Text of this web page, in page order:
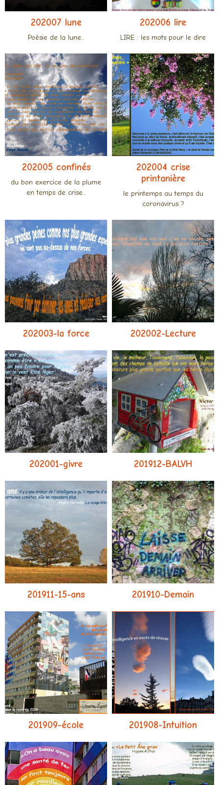
202007 lune
Poésie de la lune...
202006 lire
LIRE : les mots pour le dire
202005 confinés
du bon exercice de la plume
en temps de crise...
202004 crise
printanière
le printemps au temps du
coronavirus ?
202003-la force 202002-Lecture
202001-givre 201912-BALVH
201911-15-ans 201910-Demain
201909-école 201908-Intuition